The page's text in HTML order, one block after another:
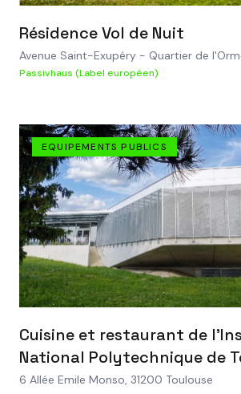
VOIR LE PROJET
Résidence Vol de Nuit
Avenue Saint-Exupéry - Quartier de
Passivhaus (Label européen)
VOIR LE PROJET
EQUIPEMENTS PUBLICS
Cuisine et restaurant de
National Polytechnique de
6 Allée Emile Monso, 31200 Toulouse